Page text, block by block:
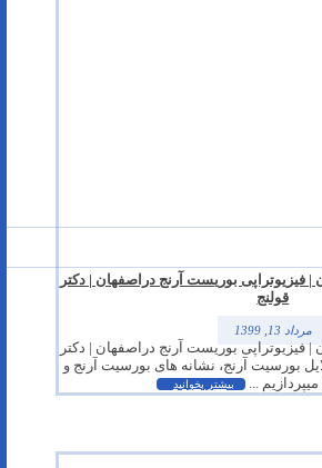
| فیزیوتراپی بوریست آرنج دراصفهان |‌ دکتر
قولنج
مرداد 13, 1399
| فیزیوتراپی بوریست آرنج دراصفهان | دکتر
بورسیت آرنج، نشانه های بورسیت آرنج و
...
بیشتر بخوانید